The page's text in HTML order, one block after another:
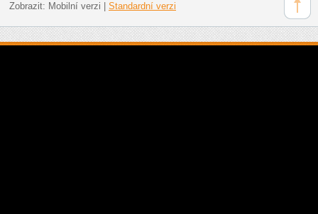
Zobrazit: Mobilní verzi Standardní verzi